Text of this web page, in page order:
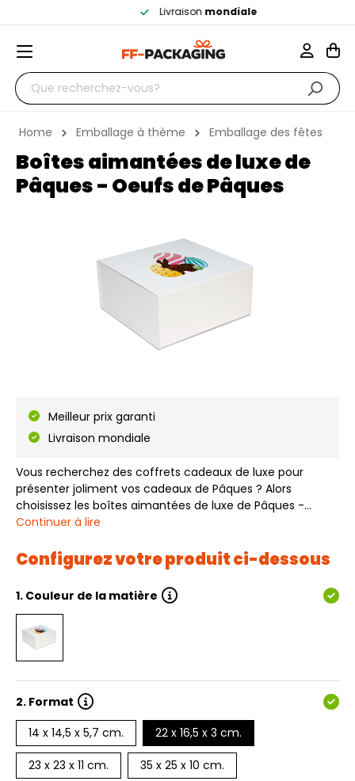
Livraisonmondiale
Home Emballage à thème Emballage des fêtes
Boîtes aimantées de luxe de
Pâques - Oeufs de Pâques
Meilleur prix garanti
Livraison mondiale
Vous recherchez des coffrets cadeaux de luxe pour
présenter joliment vos cadeaux de Pâques ? Alors
choisissez les boîtes aimantées de luxe de Pâques -
Oeufs de Pâques. Les boîtes aimantées de luxe de Pâques
installer. Ces boîtes aimantées sont…
Continuer à lire
Configurez votre produit ci-dessous
1. Couleur de la matière
2. Format
14 x 14,5 x 5,7 cm.
22 x 16,5 x 3 cm.
23 x 23 x 11 cm. 35 x 25 x 10 cm.